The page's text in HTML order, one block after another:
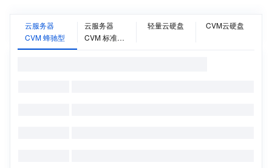
云服务器
CVM 蜂驰型
云服务器
CVM 标准型
轻量云硬盘 CVM云硬盘